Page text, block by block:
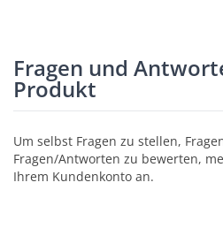
Fragen und
Produkt
Um selbst Fragen zu stellen,
Fragen/Antworten zu bewerten,
Ihrem Kundenkonto an.